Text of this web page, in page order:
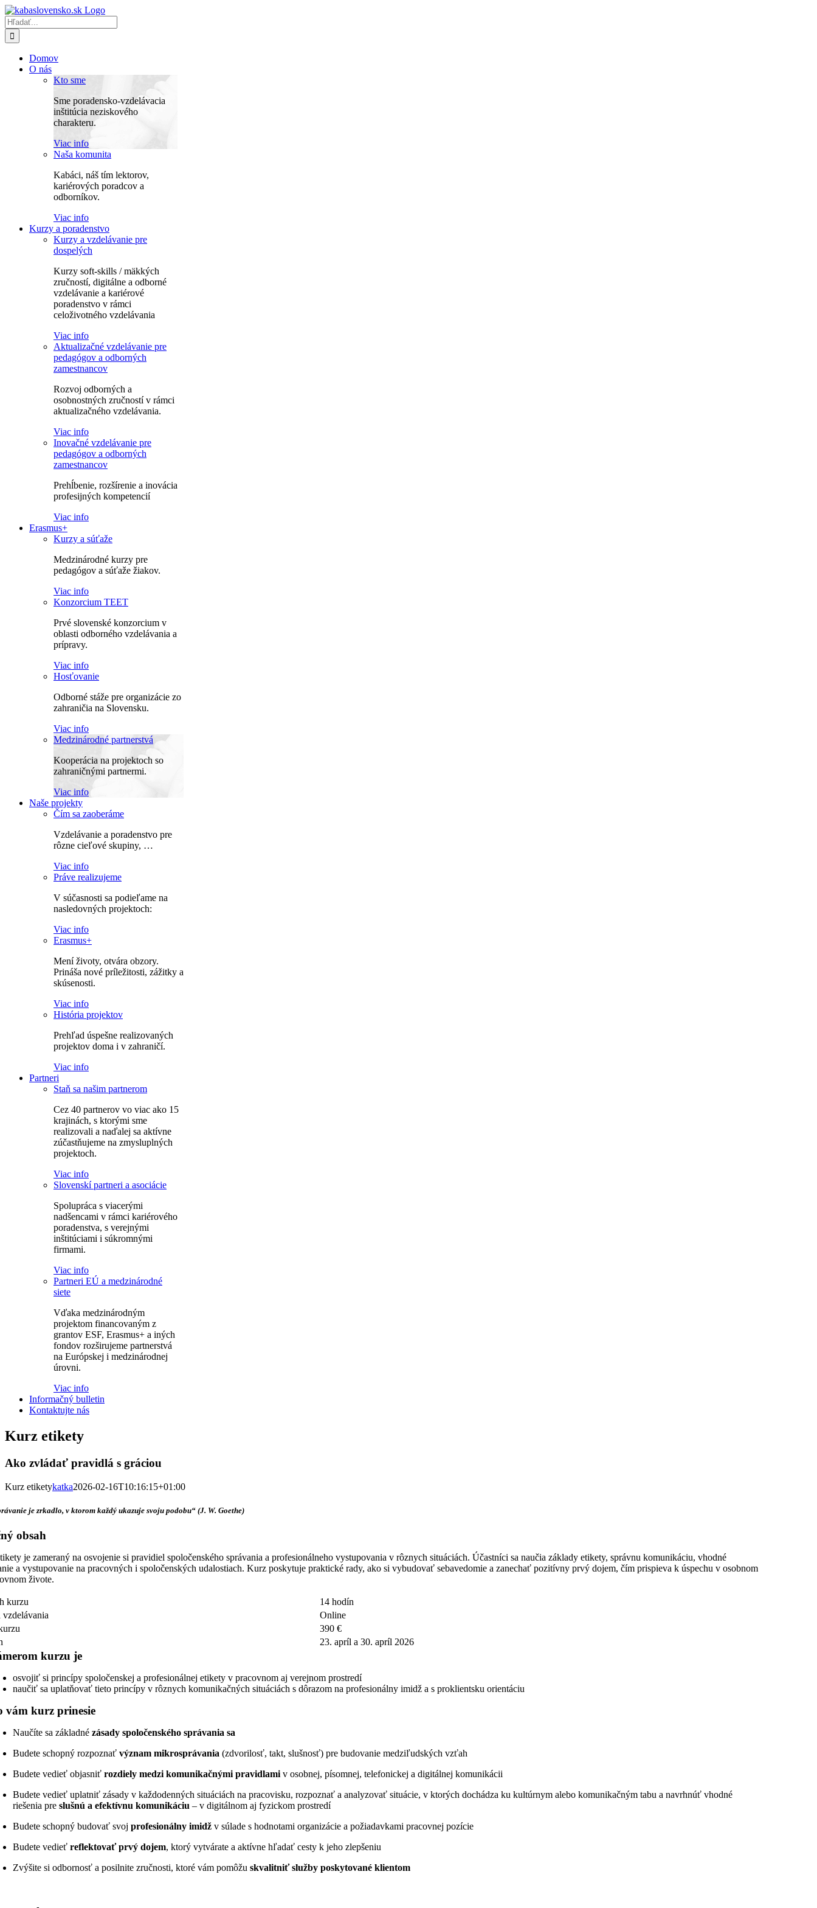
Skip
to
content
Hľadať:
Domov
O nás
Kto sme
Sme poradensko-vzdelávacia
inštitúcia neziskového
charakteru.
Viac info
Naša komunita
Kabáci, náš tím lektorov,
kariérových poradcov a
odborníkov.
Viac info
Kurzy a poradenstvo
Kurzy a vzdelávanie pre
dospelých
Kurzy soft-skills / mäkkých
zručností, digitálne a odborné
vzdelávanie a kariérové
poradenstvo v rámci
celoživotného vzdelávania
Viac info
Aktualizačné vzdelávanie pre
pedagógov a odborných
zamestnancov
Rozvoj odborných a
osobnostných zručností v rámci
aktualizačného vzdelávania.
Viac info
Inovačné vzdelávanie pre
pedagógov a odborných
zamestnancov
Prehĺbenie, rozšírenie a inovácia
profesijných kompetencií
Viac info
Erasmus+
Kurzy a súťaže
Medzinárodné kurzy pre
pedagógov a súťaže žiakov.
Viac info
Konzorcium TEET
Prvé slovenské konzorcium v
oblasti odborného vzdelávania a
prípravy.
Viac info
Hosťovanie
Odborné stáže pre organizácie zo
zahraničia na Slovensku.
Viac info
Medzinárodné partnerstvá
Kooperácia na projektoch so
zahraničnými partnermi.
Viac info
Naše projekty
Čím sa zaoberáme
Vzdelávanie a poradenstvo pre
rôzne cieľové skupiny, …
Viac info
Práve realizujeme
V súčasnosti sa podieľame na
nasledovných projektoch:
Viac info
Erasmus+
Mení životy, otvára obzory.
Prináša nové príležitosti, zážitky a
skúsenosti.
Viac info
História projektov
Prehľad úspešne realizovaných
projektov doma i v zahraničí.
Viac info
Partneri
Staň sa našim partnerom
Cez 40 partnerov vo viac ako 15
krajinách, s ktorými sme
realizovali a naďalej sa aktívne
zúčastňujeme na zmysluplných
projektoch.
Viac info
Slovenskí partneri a asociácie
Spolupráca s viacerými
nadšencami v rámci kariérového
poradenstva, s verejnými
inštitúciami i súkromnými
firmami.
Viac info
Partneri EÚ a medzinárodné
siete
Vďaka medzinárodným
projektom financovaným z
grantov ESF, Erasmus+ a iných
fondov rozširujeme partnerstvá
na Európskej i medzinárodnej
úrovni.
Viac info
Informačný bulletin
Kontaktujte nás
Kurz etikety
Ako zvládať pravidlá s gráciou
Kurz etiketykatka2026-02-16T10:16:15+01:00
je zrkadlo, v ktorom každý ukazuje svoju podobu“ (J. W. Goethe)
obsah
je zameraný na osvojenie si pravidiel spoločenského správania a profesionálneho vystupovania v rôznych situáciách. Účastníci sa naučia základy etikety, správnu komunikáciu, vhodné
a vystupovanie na pracovných i spoločenských udalostiach. Kurz poskytuje praktické rady, ako si vybudovať sebavedomie a zanechať pozitívny prvý dojem, čím prispieva k úspechu v osobnom
živote.
kurzu
14 hodín
vzdelávania
Online
390 €
23. apríl a 30. apríl 2026
kurzu je
osvojiť si princípy spoločenskej a profesionálnej etikety v pracovnom aj verejnom prostredí
naučiť sa uplatňovať tieto princípy v rôznych komunikačných situáciách s dôrazom na profesionálny imidž a s proklientsku orientáciu
vám kurz prinesie
Naučíte sa základnézásady spoločenského správania sa
Budete schopný rozpoznaťvýznam mikrosprávania (zdvorilosť, takt, slušnosť) pre budovanie medziľudských vzťah
Budete vedieť objasniťrozdiely medzi komunikačnými pravidlami v osobnej, písomnej, telefonickej a digitálnej komunikácii
Budete vedieť uplatniť zásady v každodenných situáciách na pracovisku, rozpoznať a analyzovať situácie, v ktorých dochádza ku kultúrnym alebo komunikačným tabu a navrhnúť vhodné
riešenia preslušnú a efektívnu komunikáciu – v digitálnom aj fyzickom prostredí
Budete schopný budovať svojprofesionálny imidž v súlade s hodnotami organizácie a požiadavkami pracovnej pozície
Budete vedieťreflektovať prvý dojem, ktorý vytvárate a aktívne hľadať cesty k jeho zlepšeniu
Zvýšite si odbornosť a posilnite zručnosti, ktoré vám pomôžuskvalitniť služby poskytované klientom